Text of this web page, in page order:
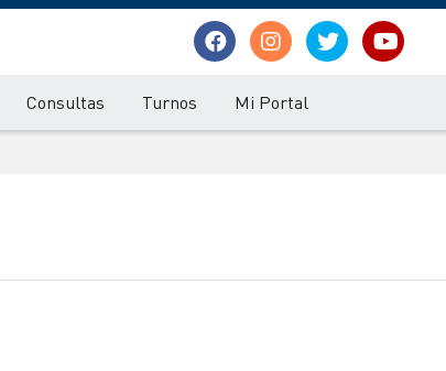
Consultas Turnos Mi Portal